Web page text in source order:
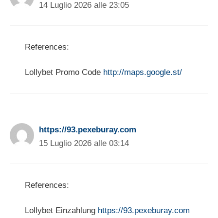
14 Luglio 2026 alle 23:05
References:
Lollybet Promo Code http://maps.google.st/
https://93.pexeburay.com
15 Luglio 2026 alle 03:14
References:
Lollybet Einzahlung https://93.pexeburay.com